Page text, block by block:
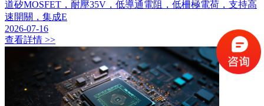
道矽MOSFET，耐壓35V，低導通電阻，低柵極電荷，支持高
速開關，集成E
2026-07-16
查看詳情 >>